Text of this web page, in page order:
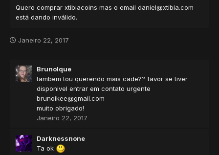
Quero comprar xtibiacoins mas o email daniel@xtibia.com
está dando inválido.
Janeiro 22, 2017
BrunoIque
tambem tou querendo mais cade?? favor se tiver
disponivel entrar em contato urgente
brunoikee@gmail.com
muito obrigado!
Janeiro 22, 2017
Darknessnone
Ta ok